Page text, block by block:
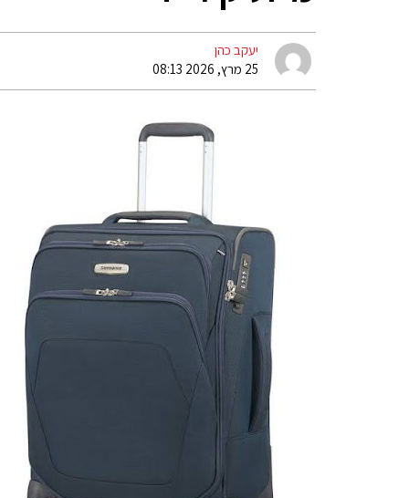
יעקב כהן
25 מרץ, 2026 08:13